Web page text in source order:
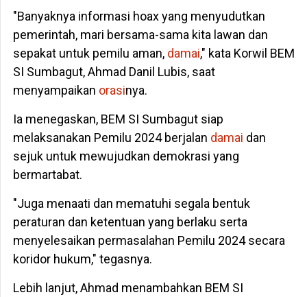
"Banyaknya informasi hoax yang menyudutkan
pemerintah, mari bersama-sama kita lawan dan
sepakat untuk pemilu aman,damai," kata Korwil BEM
SI Sumbagut, Ahmad Danil Lubis, saat
menyampaikan orasinya.
Ia menegaskan, BEM SI Sumbagut siap
melaksanakan Pemilu 2024 berjalan damai dan
sejuk untuk mewujudkan demokrasi yang
bermartabat.
"Juga menaati dan mematuhi segala bentuk
peraturan dan ketentuan yang berlaku serta
menyelesaikan permasalahan Pemilu 2024 secara
koridor hukum," tegasnya.
Lebih lanjut, Ahmad menambahkan BEM SI